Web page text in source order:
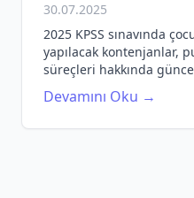
30.07.2025
2025 KPSS sınavında
yapılacak kontenjanlar,
süreçleri hakkında
Devamını Oku →